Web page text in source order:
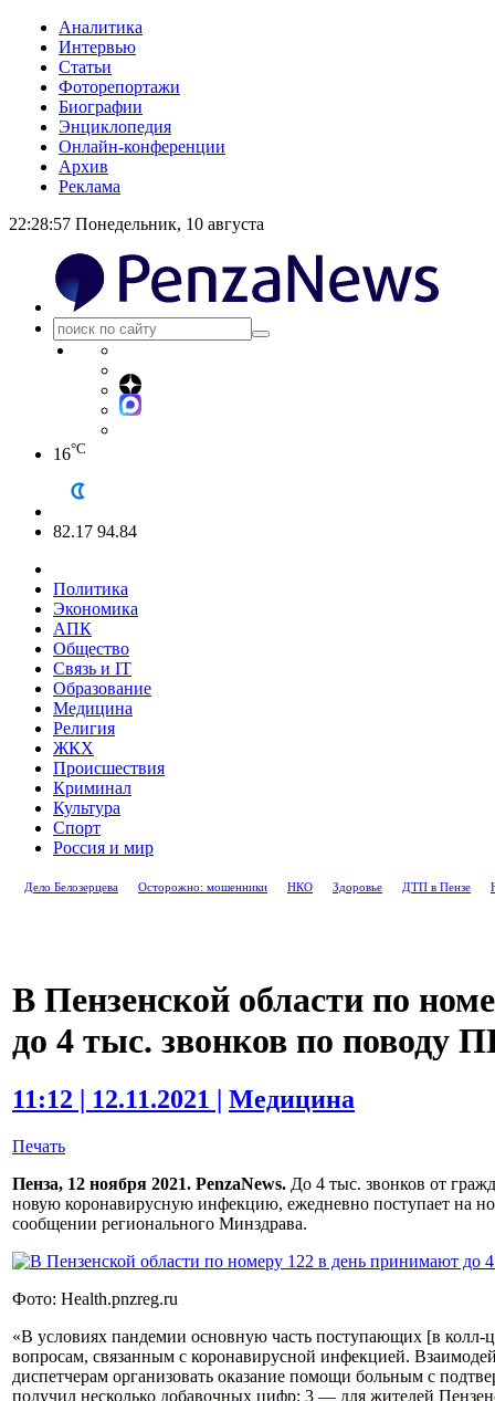
Аналитика
Интервью
Статьи
Фоторепортажи
Биографии
Энциклопедия
Онлайн-конференции
Архив
Реклама
22:28:58 Понедельник, 10 августа
16°C
82.17 94.84
Политика
Экономика
АПК
Общество
Связь и IT
Образование
Медицина
Религия
ЖКХ
Происшествия
Криминал
Культура
Спорт
Россия и мир
Дело Белозерцева Осторожно: мошенники НКО Здоровье ДТП в Пензе
В Пензенской области по
до 4 тыс. звонков по поводу
11:12 | 12.11.2021 | Медицина
Печать
Пенза, 12 ноября 2021. PenzaNews. До 4 тыс. звонков от
новую коронавирусную инфекцию, ежедневно поступает на
сообщении регионального Минздрава.
Фото: Health.pnzreg.ru
«В условиях пандемии основную часть поступающих [в
вопросам, связанным с коронавирусной инфекцией.
диспетчерам организовать оказание помощи больным с
получил несколько добавочных цифр: 3 — для жителей